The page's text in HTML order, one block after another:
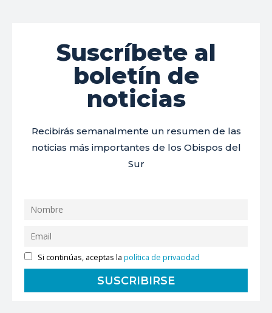
Suscríbete al
boletín de
noticias
Recibirás semanalmente un resumen de las
noticias más importantes de los Obispos del
Sur
Si continúas, aceptas lapolítica de privacidad